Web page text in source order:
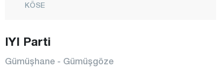
KÖSE
CENTRE
ÖBEKTAŞ
IYI Parti
Gümüşhane - Gümüşgöze